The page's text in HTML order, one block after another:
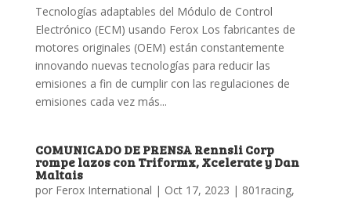
Tecnologías adaptables del Módulo de Control
Electrónico (ECM) usando Ferox Los fabricantes de
motores originales (OEM) están constantemente
innovando nuevas tecnologías para reducir las
emisiones a fin de cumplir con las regulaciones de
emisiones cada vez más...
COMUNICADO DE PRENSA Rennsli Corp
rompe lazos con Triformx, Xcelerate y Dan
Maltais
por Ferox International | Oct 17, 2023 | 801racing,